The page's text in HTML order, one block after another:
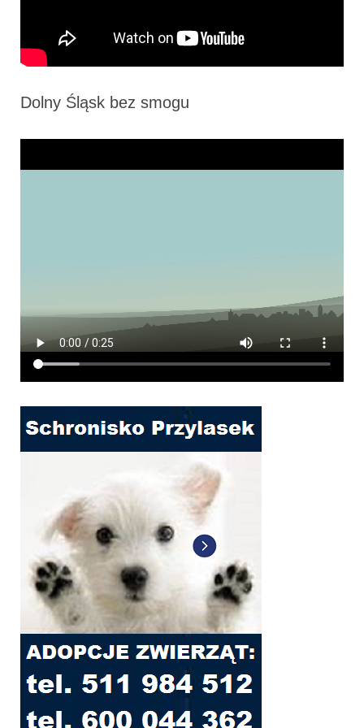
Dolny Śląsk bez smogu